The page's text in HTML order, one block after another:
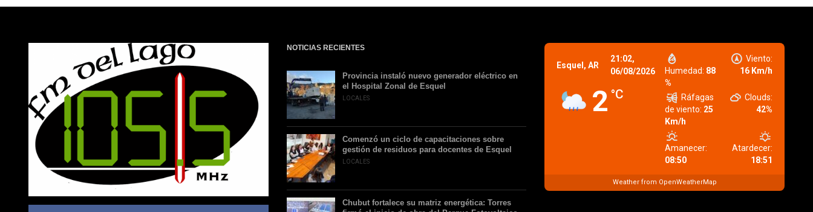
NOTICIAS RECIENTES
Provincia instaló nuevo generador eléctrico en
el Hospital Zonal de Esquel
LOCALES
Comenzó un ciclo de capacitaciones sobre
gestión de residuos para docentes de Esquel
LOCALES
Chubut fortalece su matriz energética: Torres
Esquel, AR
21:02,
06/08/2026
2 °C
Humedad: 88
%
Viento:
16 Km/h
Ráfagas
de viento: 25
Km/h
Clouds:
42%
Amanecer:
08:50
Atardecer:
18:51
Weather from OpenWeatherMap